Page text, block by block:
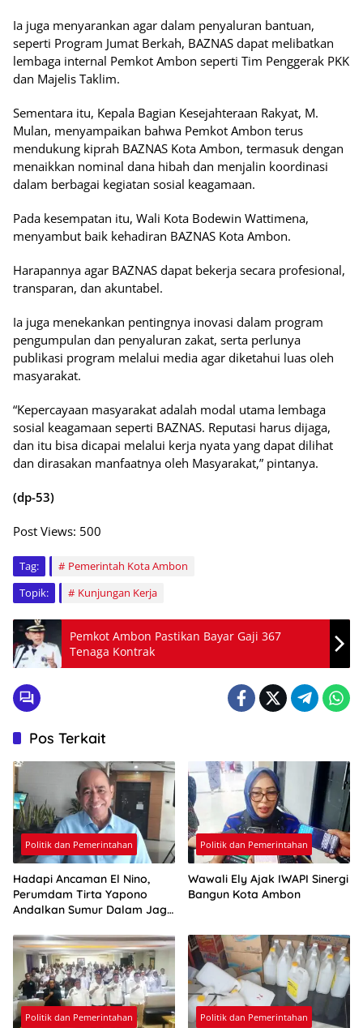
Ia juga menyarankan agar dalam penyaluran bantuan,
seperti Program Jumat Berkah, BAZNAS dapat melibatkan
lembaga internal Pemkot Ambon seperti Tim Penggerak PKK
dan Majelis Taklim.
Sementara itu, Kepala Bagian Kesejahteraan Rakyat, M.
Mulan, menyampaikan bahwa Pemkot Ambon terus
mendukung kiprah BAZNAS Kota Ambon, termasuk dengan
menaikkan nominal dana hibah dan menjalin koordinasi
dalam berbagai kegiatan sosial keagamaan.
Pada kesempatan itu, Wali Kota Bodewin Wattimena,
menyambut baik kehadiran BAZNAS Kota Ambon.
Harapannya agar BAZNAS dapat bekerja secara profesional,
transparan, dan akuntabel.
Ia juga menekankan pentingnya inovasi dalam program
pengumpulan dan penyaluran zakat, serta perlunya
publikasi program melalui media agar diketahui luas oleh
masyarakat.
“Kepercayaan masyarakat adalah modal utama lembaga
sosial keagamaan seperti BAZNAS. Reputasi harus dijaga,
dan itu bisa dicapai melalui kerja nyata yang dapat dilihat
dan dirasakan manfaatnya oleh Masyarakat,” pintanya.
(dp-53)
Post Views: 500
Tag:
Pemerintah Kota Ambon
Topik:
Kunjungan Kerja
Pemkot Ambon Pastikan Bayar Gaji 367
Tenaga Kontrak
Pos Terkait
Politik dan Pemerintahan
Hadapi Ancaman El Nino,
Perumdam Tirta Yapono
Andalkan Sumur Dalam Jaga
Politik dan Pemerintahan
Wawali Ely Ajak IWAPI Sinergi
Bangun Kota Ambon
Politik dan Pemerintahan Politik dan Pemerintahan